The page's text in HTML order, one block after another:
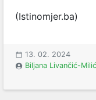
(Istinomjer.ba)
13. 02. 2024
Biljana Livančić-Milić